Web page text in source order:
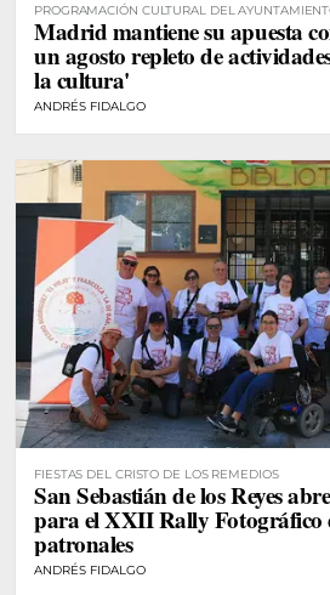
PROGRAMACIÓN CULTURAL DEL
Madrid mantiene su apuesta
un agosto repleto de
la cultura'
ANDRÉS FIDALGO
FIESTAS DEL CRISTO DE LOS REMEDIOS
San Sebastián de los Reyes
para el XXII Rally Fotográfico
patronales
ANDRÉS FIDALGO